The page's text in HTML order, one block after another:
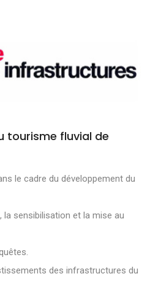
tourisme fluvial de
le cadre du développement du
sensibilisation et la mise au
des infrastructures du